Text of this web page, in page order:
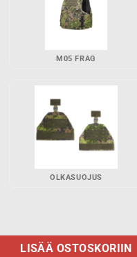
M05 FRAG
OLKASUOJUS
M05 määrä
LISÄÄ OSTOSKORIIN